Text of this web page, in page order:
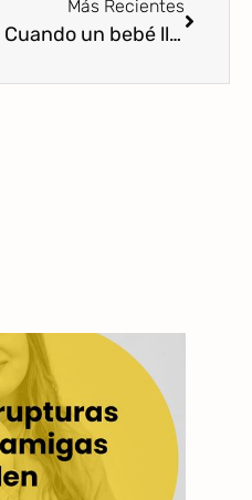
Más Recientes
Cuando un bebé llora lo hace porque está molesto